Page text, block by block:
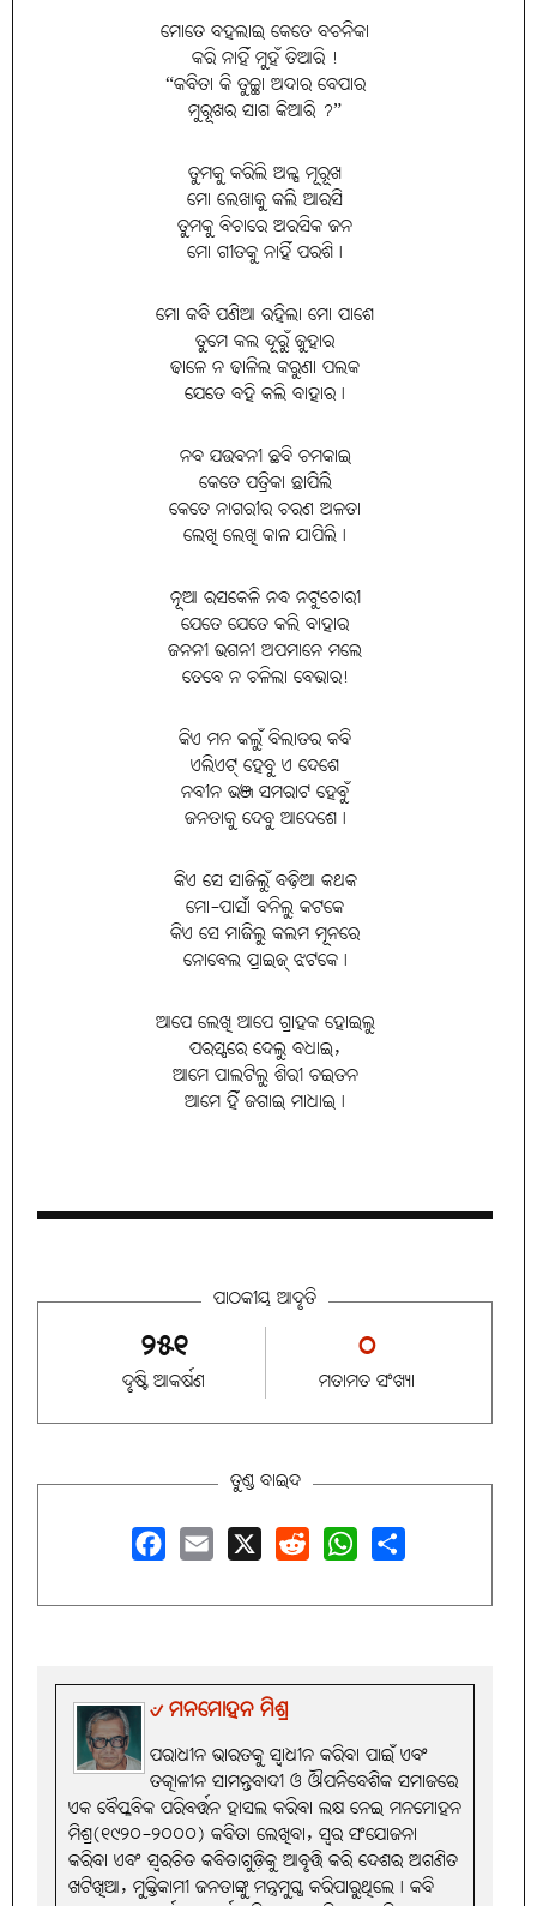
ମୋତେ ବହଲାଇ କେତେ ବଚନିକା
କରି ନାହିଁ ମୁହଁ ତିଆରି !
“କବିତା କି ତୁଚ୍ଛା ଅଦାର ବେପାର
ମୁରୂଖର ସାଗ କିଆରି ?”
ତୁମକୁ କରିଲି ଅଳ୍ପ ମୂରୂଖ
ମୋ ଲେଖାକୁ କଲି ଆରସି
ତୁମକୁ ବିଚାରେ ଅରସିକ ଜନ
ମୋ ଗୀତକୁ ନାହିଁ ପରଶି।
ମୋ କବି ପଣିଆ ରହିଲା ମୋ ପାଶେ
ତୁମେ କଲ ଦୂରୁଁ ଜୁହାର
ଢାଳେ ନ ଢାଳିଲ କରୁଣା ପଲକ
ଯେତେ ବହି କଲି ବାହାର।
ନବ ଯଉବନୀ ଛବି ଚମକାଇ
କେତେ ପତ୍ରିକା ଛାପିଲି
କେତେ ନାଗରୀର ଚରଣ ଅଳତା
ଲେଖି ଲେଖି କାଳ ଯାପିଲି।
ନୂଆ ରସକେଳି ନବ ନଟୁଚୋରୀ
ଯେତେ ଯେତେ କଲି ବାହାର
ଜନନୀ ଭଗନୀ ଅପମାନେ ମଲେ
ତେବେ ନ ଚଳିଲା ବେଭାର!
କିଏ ମନ କଲୁଁ ବିଲାତର କବି
ଏଲିଏଟ୍‌ ହେବୁ ଏ ଦେଶେ
ନବୀନ ଭଞ୍ଜ ସମରାଟ ହେବୁଁ
ଜନତାକୁ ଦେବୁ ଆଦେଶେ।
କିଏ ସେ ସାଜିଲୁଁ ବଢ଼ିଆ କଥକ
ମୋ-ପାସାଁ ବନିଲୁ କଟକେ
କିଏ ସେ ମାଜିଲୁ କଲମ ମୂନରେ
ନୋବେଲ ପ୍ରାଇଜ୍‌ ଝଟକେ।
ଆପେ ଲେଖି ଆପେ ଗ୍ରାହକ ହୋଇଲୁ
ପରସ୍ପରେ ଦେଲୁ ବଧାଇ,
ଆମେ ପାଲଟିଲୁ ଶିରୀ ଚଇତନ
ଆମେ ହିଁ ଜଗାଇ ମାଧାଇ।
ପାଠକୀୟ ଆଦୃତି
୨୫୧
ଦୃଷ୍ଟି ଆକର୍ଷଣ
୦
ମତାମତ ସଂଖ୍ୟା
ତୁଣ୍ଡ ବାଇଦ
୰ ମନମୋହନ ମିଶ୍ର
ପରାଧୀନ ଭାରତକୁ ସ୍ବାଧୀନ କରିବା ପାଇଁ ଏବଂ
ତତ୍କାଳୀନ ସାମନ୍ତବାଦୀ ଓ ଔପନିବେଶିକ ସମାଜରେ
ଏକ ବୈପ୍ଳବିକ ପରିବର୍ତ୍ତନ ହାସଲ କରିବା ଲକ୍ଷ ନେଇ ମନମୋହନ
ମିଶ୍ର(୧୯୨୦-୨୦୦୦) କବିତା ଲେଖିବା, ସ୍ବର ସଂଯୋଜନା
କରିବା ଏବଂ ସ୍ବରଚିତ କବିତାଗୁଡ଼ିକୁ ଆବୃତ୍ତି କରି ଦେଶର ଅଗଣିତ
ଖଟିଖିଆ, ମୁକ୍ତିକାମୀ ଜନତାଙ୍କୁ ମନ୍ତ୍ରମୁଗ୍ଧ କରିପାରୁଥିଲେ। କବି